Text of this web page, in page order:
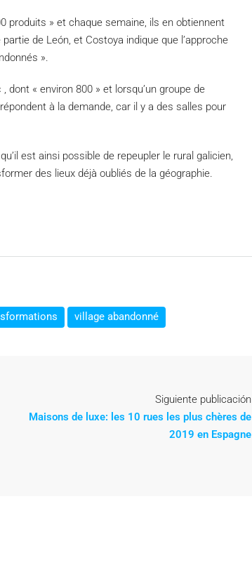
produits » et chaque semaine, ils en obtiennent
de León, et Costoya indique que l’approche
».
, dont « environ 800 » et lorsqu’un groupe de
à la demande, car il y a des salles pour
est ainsi possible de repeupler le rural galicien,
des lieux déjà oubliés de la géographie.
village abandonné
Siguiente publicación
Maisons de luxe: les 10 rues les plus chères de
2019 en Espagne